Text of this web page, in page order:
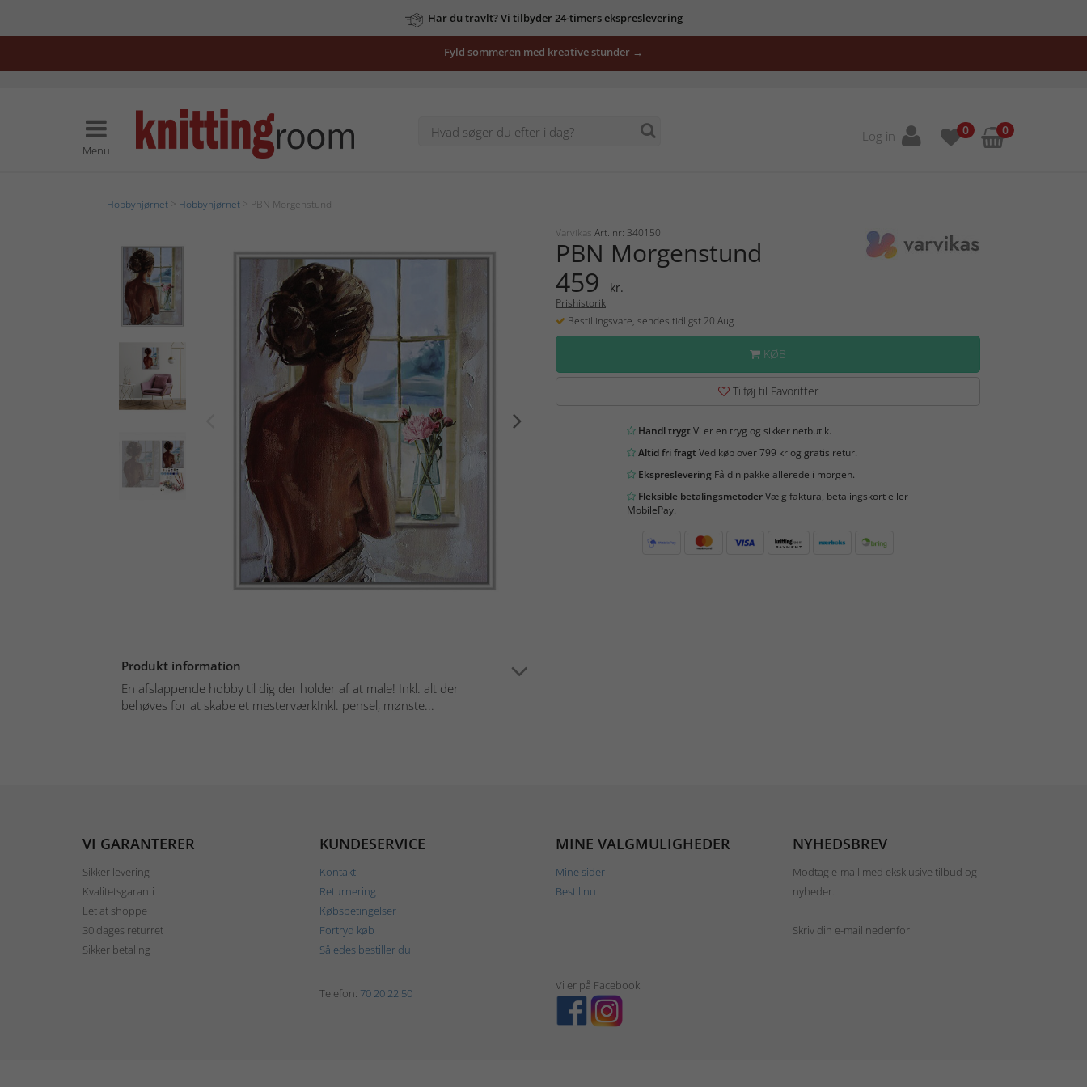
Har du travlt? Vi tilbyder 24-timers ekspreslevering
Fyld sommeren med kreative stunder →
Menu
Log in 0 0
Hobbyhjørnet Hobbyhjørnet > PBN Morgenstund
Produkt information
En afslappende hobby til dig der holder af at male! Inkl. alt der
behøves for at skabe et mesterværkInkl. pensel, mønste...
Varvikas Art. nr: 340150
PBN Morgenstund
459 kr.
Prishistorik
Bestillingsvare, sendes tidligst 20 Aug
KØB
Tilføj til Favoritter
Handl trygtVi er en tryg og sikker netbutik.
Altid fri fragtVed køb over 799 kr og gratis retur.
EkspresleveringFå din pakke allerede i morgen.
Fleksible betalingsmetoderVælg faktura, betalingskort eller
MobilePay.
VI GARANTERER
Sikker levering
Kvalitetsgaranti
Let at shoppe
30 dages returret
Sikker betaling
KUNDESERVICE
Kontakt
Returnering
Købsbetingelser
Fortryd køb
Således bestiller du
MINE VALGMULIGHEDER
Mine sider
Bestil nu
NYHEDSBREV
Modtag e-mail med eksklusive tilbud og
nyheder.
Skriv din e-mail nedenfor.
Telefon: 70 20 22 50
Vi er på Facebook